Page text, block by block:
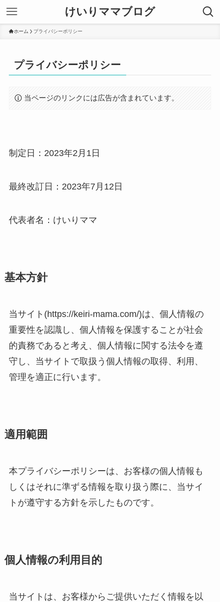
けいりママブログ
ホーム プライバシーポリシー
プライバシーポリシー
当ページのリンクには広告が含まれています。
制定日：2023年2月1日
最終改訂日：2023年7月12日
代表者名：けいりママ
基本方針
当サイト(https://keiri-mama.com/)は、個人情報の
重要性を認識し、個人情報を保護することが社会
的責務であると考え、個人情報に関する法令を遵
守し、当サイトで取扱う個人情報の取得、利用、
管理を適正に行います。
適用範囲
本プライバシーポリシーは、お客様の個人情報も
しくはそれに準ずる情報を取り扱う際に、当サイ
トが遵守する方針を示したものです。
個人情報の利用目的
当サイトは、お客様からご提供いただく情報を以